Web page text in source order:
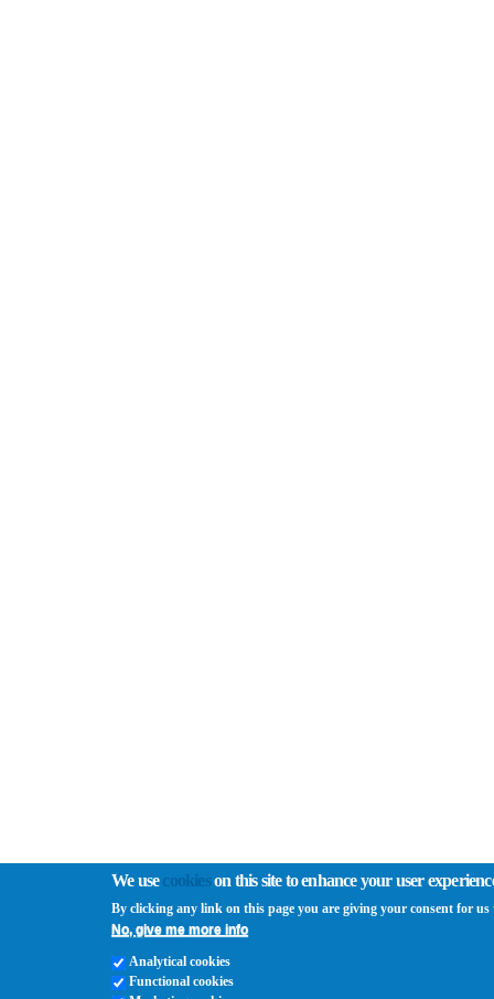
We usecookieson this site to enhance your user
By clicking any link on this page you are giving your consent for us
No, give me more info
Analytical cookies
Functional cookies